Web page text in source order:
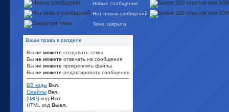
Новые сообщения
Нет новых сообщений
Тема закрыта
Ваши права в разделе
Вы не можете создавать темы
Вы не можете отвечать на сообщения
Вы не можете прикреплять файлы
Вы не можете редактировать сообщения
BB коды Вкл.
Смайлы Вкл.
[IMG] код Вкл.
HTML код Выкл.